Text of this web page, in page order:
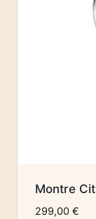
Montre
299,00 €